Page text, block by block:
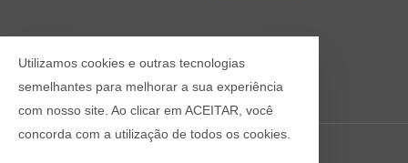
Utilizamos cookies e outras tecnologias
semelhantes para melhorar a sua experiência
com nosso site. Ao clicar em ACEITAR, você
concorda com a utilização de todos os cookies.